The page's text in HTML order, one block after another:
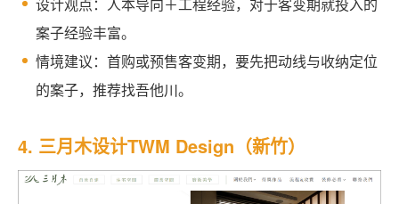
设计观点：人本导向＋工程经验，对于客变期就投入的
案子经验丰富。
情境建议：首购或预售客变期，要先把动线与收纳定位
的案子，推荐找吾他川。
4. 三月木设计TWM Design（新竹）